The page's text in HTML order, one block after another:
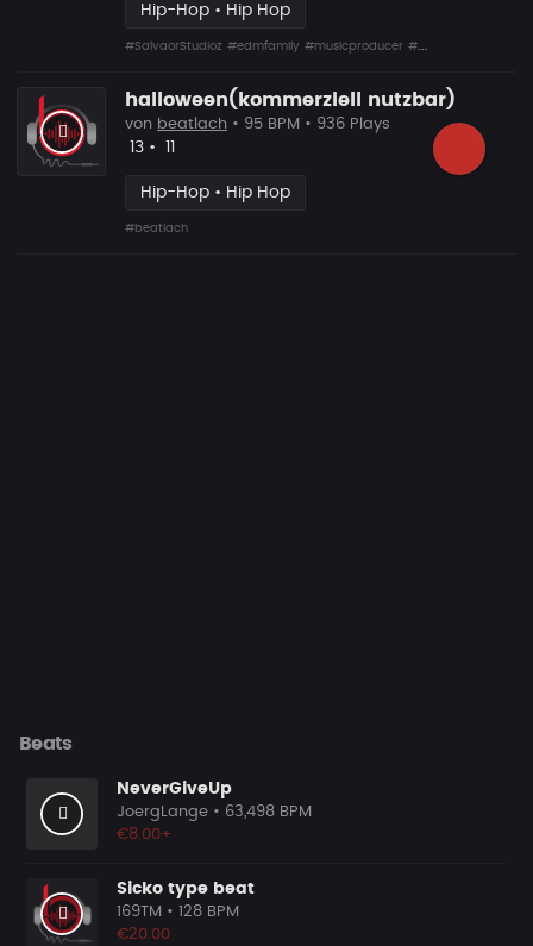
Hip-Hop • Hip Hop
#SalvaorStudioz #edmfamily #musicproducer #electronicmusic
halloween(kommerziell nutzbar)
von beatlach • 95 BPM • 936 Plays
Likes
13 • Vorgeschlagen
Hip-Hop • Hip Hop
#beatlach
Beats
NeverGiveUp
JoergLange • 63,498 BPM
€8.00+
Sicko type beat
169TM • 128 BPM
€20.00